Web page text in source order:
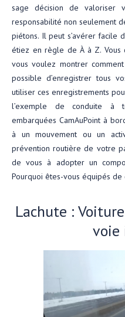
sage décision de valoriser
responsabilité non seulement
piétons. Il peut s’avérer facile
étiez en règle de À à Z. Vous
vous voulez montrer
possible d’enregistrer tous
utiliser ces enregistrements
l’exemple de conduite à
embarquées CamAuPoint à
à un mouvement ou un
prévention routière de votre
de vous à adopter un
Pourquoi êtes-vous équipés de
Lachute :
voie